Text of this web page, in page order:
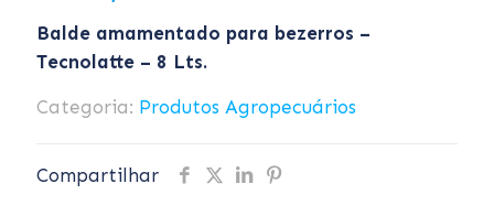
Balde amamentado para bezerros –
Tecnolatte – 8 Lts.
Categoria: Produtos Agropecuários
Compartilhar